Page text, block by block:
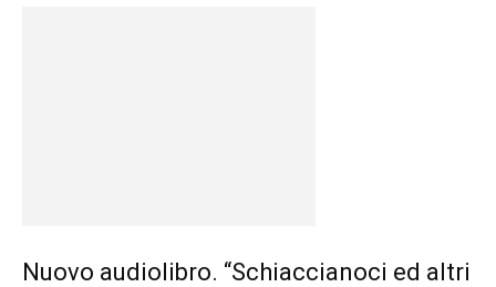
Nuovo audiolibro. “Schiaccianoci ed altri